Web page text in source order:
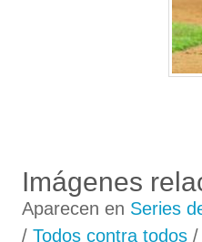
Imágenes
Aparecen en Series
/ Todos contra todos